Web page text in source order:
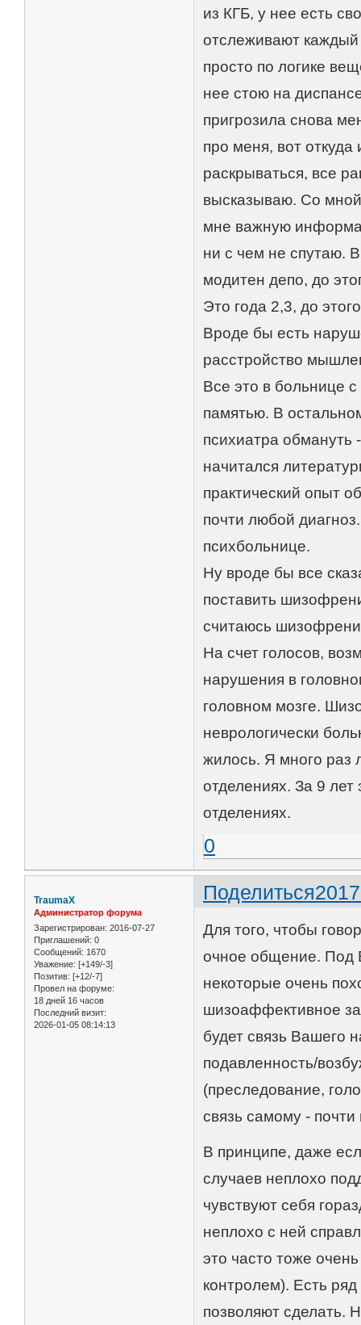
из КГБ, у нее есть
отслеживают каждый
просто по логике
нее стою на
пригрозила снова
про меня, вот
раскрываться, все
высказываю. Со
мне важную
ни с чем не спутаю.
модитен депо, до
Это года 2,3, до
Вроде бы есть
расстройство
Все это в больнице
памятью. В
психиатра обмануть
начитался
практический опыт
почти любой
психбольнице.
Ну вроде бы все
поставить
считаюсь
На счет голосов,
нарушения в
головном мозге.
неврологически
жилось. Я много раз
отделениях. За 9 лет
отделениях.
0
Поделиться
TraumaX
Администратор форума
Зарегистрирован: 2016-07-27
Приглашений: 0
Сообщений: 1670
Уважение: [+149/-3]
Позитив: [+12/-7]
Провел на форуме:
18 дней 16 часов
Последний визит:
2026-01-05 08:14:13
Для того, чтобы
очное общение. Под
некоторые очень
шизоаффективное
будет связь Вашего
подавленность/
(преследование,
связь самому -
В принципе, даже
случаев неплохо
чувствуют себя
неплохо с ней
это часто тоже
контролем). Есть
позволяют сделать.